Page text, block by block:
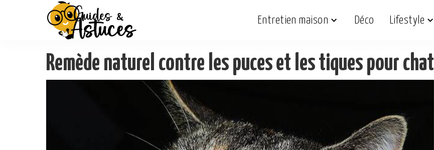
Entretien maison Déco Lifestyle
Remède naturel contre les puces et les tiques pour chat